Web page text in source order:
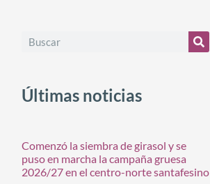
Últimas noticias
Comenzó la siembra de girasol y se
puso en marcha la campaña gruesa
2026/27 en el centro-norte santafesino